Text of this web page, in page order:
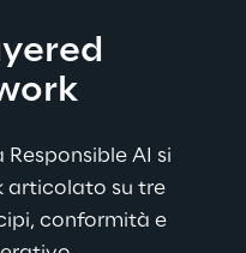
AI si
articolato su tre
conformità e